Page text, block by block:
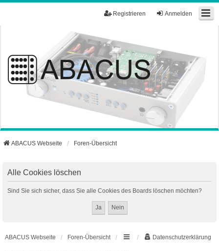
Anmelden
Registrieren
ABACUS Webseite Foren-Übersicht
Alle Cookies löschen
Sind Sie sich sicher, dass Sie alle Cookies des Boards löschen möchten?
ABACUS Webseite Foren-Übersicht Datenschutzerklärung